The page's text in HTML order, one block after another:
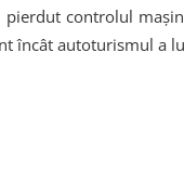
pierdut controlul
încât autoturismul a